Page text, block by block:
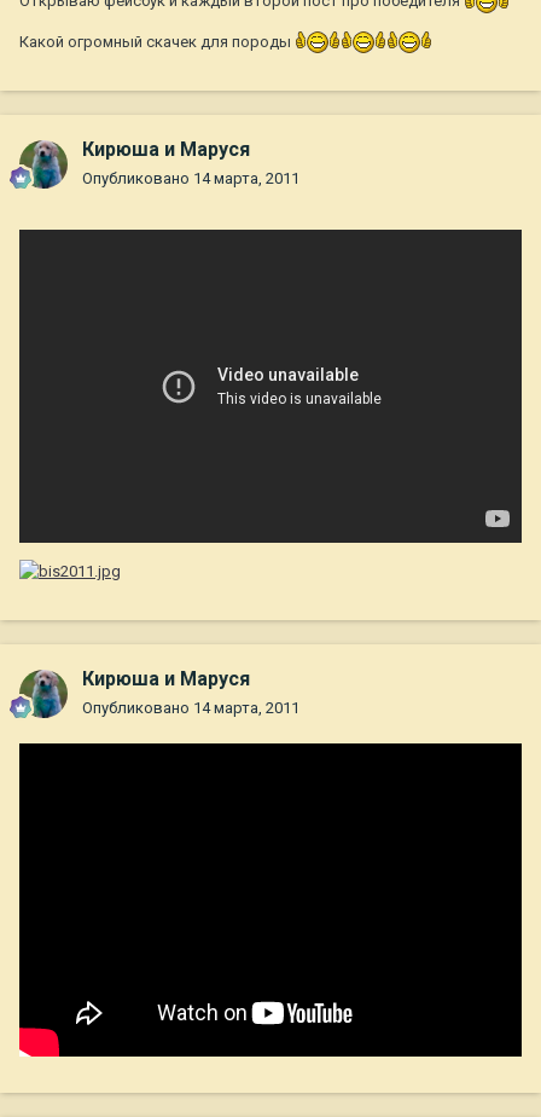
Какой огромный скачек для породы
Кирюша и Маруся
Опубликовано 14 марта, 2011
Кирюша и Маруся
Опубликовано 14 марта, 2011